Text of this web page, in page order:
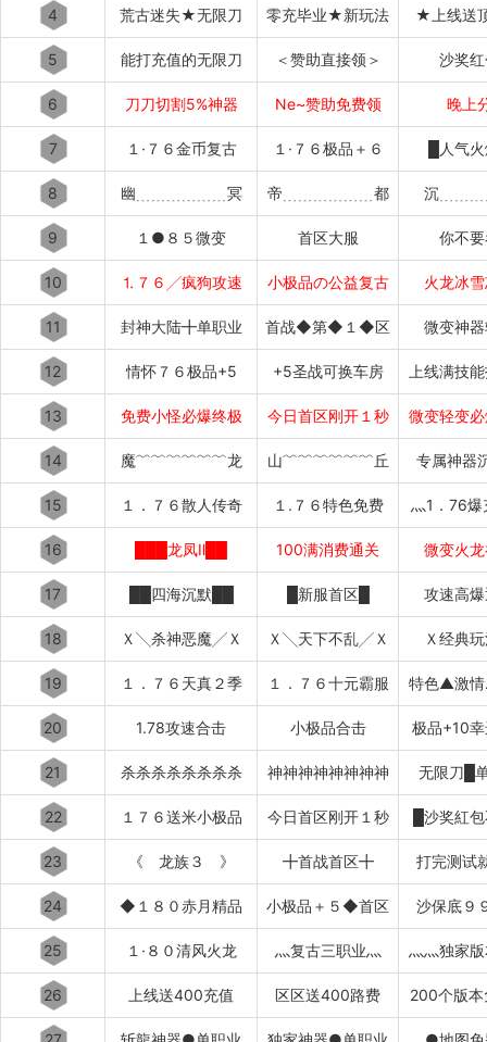
4 荒古迷失★无限刀 零充毕业★新玩法 ★上线送
5 能打充值的无限刀 ＜赞助直接领＞ 沙奖
6 刀刀切割5%神器 Ne~赞助免费领 晚上
7 １·７６金币复古 １·７６极品＋６ █人气
8 幽﹍﹍﹍﹍﹍﹍冥 帝﹍﹍﹍﹍﹍﹍都 沉
9 １●８５微变 首区大服 你不
10 ⒈７６╱疯狗攻速 小极品の公益复古 火龙冰
11 封神大陆╋单职业 首战◆第◆１◆区 微变神
12 情怀７６极品+5 +5圣战可换车房 上线满技
13 免费小怪必爆终极 今日首区刚开１秒 微变轻变
14 魔﹌﹌﹌﹌﹌﹌龙 山﹌﹌﹌﹌﹌﹌丘 专属神器
15 １．７６散人传奇 １.７６特色免费 灬1．76爆
16 ███龙凤Ⅱ██ 100满消费通关 微变火
17 ██四海沉默██ █新服首区█ 攻速高
18 Ｘ╲杀神恶魔╱Ｘ Ｘ╲天下不乱╱Ｘ Ｘ经典
19 １．７６天真２季 １．７６十元霸服 特色▲激
20 1.78攻速合击 小极品合击 极品+10
21 杀杀杀杀杀杀杀杀 神神神神神神神神 无限刀█
22 １７６送米小极品 今日首区刚开１秒 █沙奖紅
23 《 龙族３ 》 ╋首战首区╋ 打完测试
24 ◆１８０赤月精品 小极品＋５◆首区 沙保底９
25 １·８０清风火龙 灬复古三职业灬 灬灬独家
26 上线送400充值 区区送400路费 200个版本